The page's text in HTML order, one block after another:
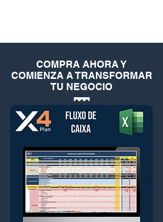
COMPRA AHORA Y
COMIENZA A TRANSFORMAR
TU NEGOCIO